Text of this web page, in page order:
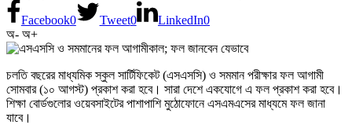
Facebook0 Tweet0 LinkedIn0
অ- অ+
চলতি বছরের মাধ্যমিক স্কুল সার্টিফিকেট (এসএসসি) ও সমমান পরীক্ষার ফল আগামী
সোমবার (১০ আগস্ট) প্রকাশ করা হবে। সারা দেশে একযোগে এ ফল প্রকাশ করা হবে।
শিক্ষা বোর্ডগুলোর ওয়েবসাইটের পাশাপাশি মুঠোফোনে এসএমএসের মাধ্যমে ফল জানা
যাবে।